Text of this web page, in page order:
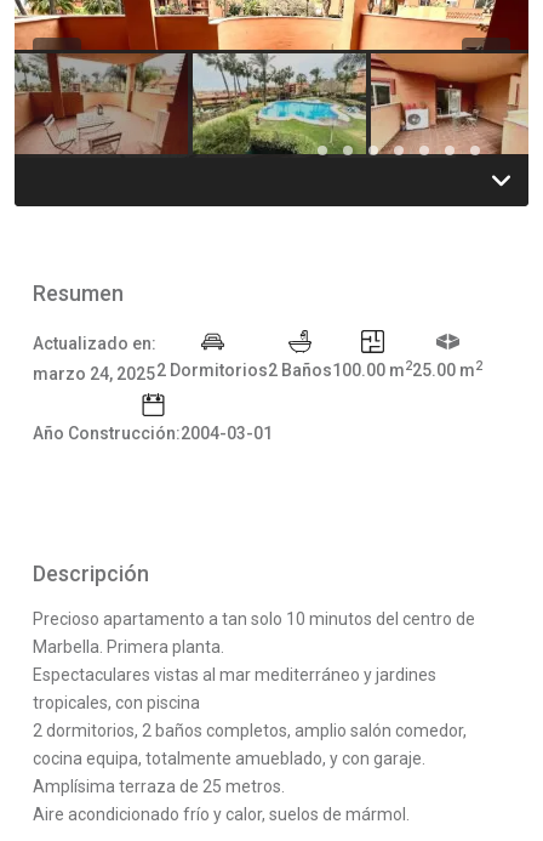
Previous
Resumen
Actualizado en:
marzo 24, 20252 Dormitorios2 Baños100.00 m225.00 m2
Año Construcción:2004-03-01
Descripción
Precioso apartamento a tan solo 10 minutos del centro de
Marbella. Primera planta.
Espectaculares vistas al mar mediterráneo y jardines
tropicales, con piscina
2 dormitorios, 2 baños completos, amplio salón comedor,
cocina equipa, totalmente amueblado, y con garaje.
Amplísima terraza de 25 metros.
Aire acondicionado frío y calor, suelos de mármol.